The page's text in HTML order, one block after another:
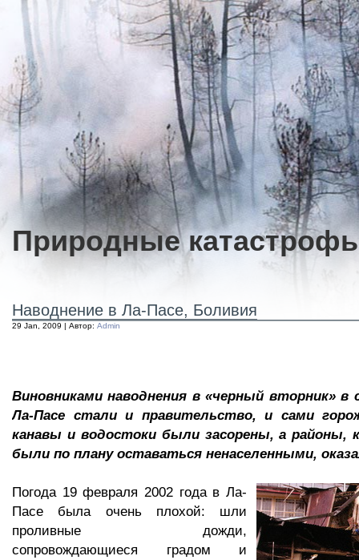
Природные
Наводнение в Ла-Пасе, Боливия
29 Jan, 2009 | Автор: Admin
Виновниками наводнения в «черный вторник» в
Ла-Пасе стали и правительство, и сами
канавы и водостоки были засорены, а
были по плану оставаться ненаселенными,
Погода 19 февраля 2002 года в Ла-
Пасе была очень плохой: шли
проливные дожди,
сопровождающиеся градом и